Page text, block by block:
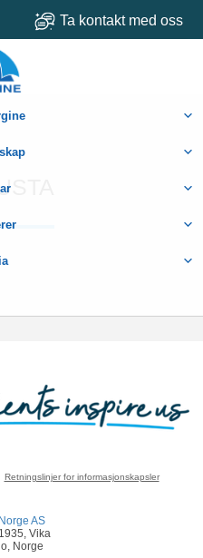
Ta kontakt med oss
Retningslinjer for informasjonskapsler
AS
Vika
Norge